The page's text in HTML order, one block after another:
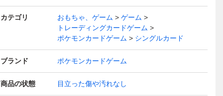
カテゴリ おもちゃ、ゲーム
ゲーム
トレーディングカードゲーム
ポケモンカードゲーム
シングルカード
ブランド ポケモンカードゲーム
商品の状態 目立った傷や汚れなし